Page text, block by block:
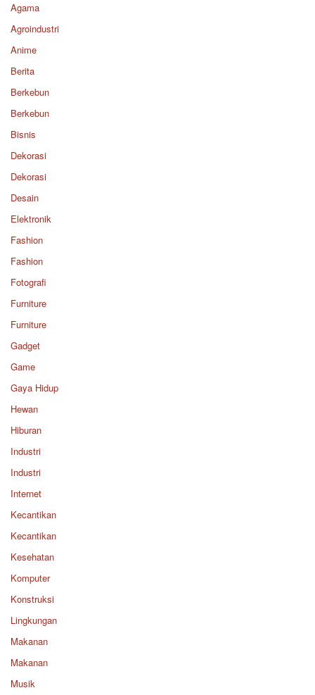
Agama
Agroindustri
Anime
Berita
Berkebun
Berkebun
Bisnis
Dekorasi
Dekorasi
Desain
Elektronik
Fashion
Fashion
Fotografi
Furniture
Furniture
Gadget
Game
Gaya Hidup
Hewan
Hiburan
Industri
Industri
Internet
Kecantikan
Kecantikan
Kesehatan
Komputer
Konstruksi
Lingkungan
Makanan
Makanan
Musik